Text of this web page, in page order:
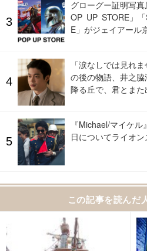
グローグー証明写
OP UP STORE」
E」がジェイアール
「涙なしでは見れ
の後の物語、井之
降る丘で、君とまた
『Michael/マイケ
日についてライオ
この記事を読んだ